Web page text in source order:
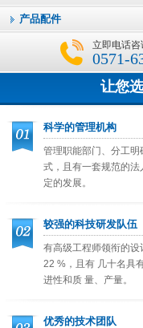
产品配件
立即电话咨
0571-
让您
科学的管理机构
管理职能部门、分工
式，且有一套规范的
定的发展。
较强的科技研发队伍
有高级工程师领衔的
22 %，且有 几十名具
进性和质 量、产量。
优秀的技术团队